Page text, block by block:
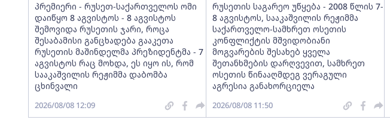
პრემიერი - რუსეთ-საქართველოს ომი
დაიწყო 8 აგვისტოს - 8 აგვისტოს
შემოვიდა რუსეთის ჯარი, როცა
შესაბამისი განცხადება გააკეთა
რუსეთის მაშინდელმა პრეზიდენტმა - 7
აგვისტოს რაც მოხდა, ეს იყო ის, რომ
სააკაშვილის რეჟიმმა დაბომბა
ცხინვალი
2026/08/08 12:09
რუსეთის საგარეო უწყება - 2008 წლის 7-
8 აგვისტოს, სააკაშვილის რეჟიმმა
საქართველო-სამხრეთ ოსეთის
კონფლიქტის მშვიდობიანი
მოგვარების შესახებ ყველა
შეთანხმების დარღვევით, სამხრეთ
ოსეთის წინააღმდეგ ვერაგული
აგრესია განახორციელა
2026/08/08 11:50